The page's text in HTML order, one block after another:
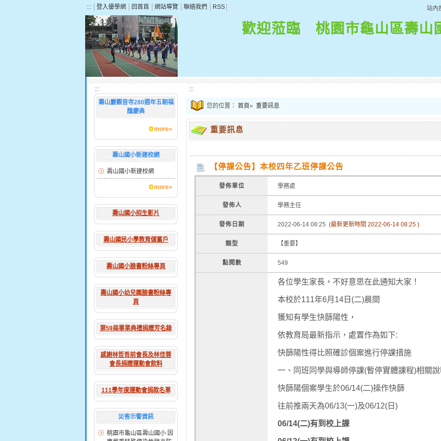
::: 登入優學網 回首頁 網站導覽 聯絡我們 RSS 站
歡迎蒞臨 桃園市龜山區壽山
:::
壽山巖觀音寺280週年五朝福
醮慶典
more»
壽山國小新建校網
壽山國小新建校網
more»
壽山國小招生影片
壽山國民小學教育儲蓄戶
壽山國小臉書粉絲專頁
壽山國小幼兒園臉書粉絲專
頁
第59屆畢業典禮捐贈芳名錄
感謝林哲吾前會長及林佳蓉
會長捐贈運動會飲料
111學年度運動會捐款名單
災害示警資訊
桃園市龜山區壽山國小 因
:::
您的位置： 首頁» 重要訊息
重要訊息
【停課公告】本校四年乙班停課公告
發佈單位 學務處
發佈人 學務主任
發佈日期 2022-06-14 08:25 (最新更新時間 2022-06-14 08:25 )
類型 【重要】
點閱數 549
各位學生家長，不好意思在此通知大家！
本校於111年6月14日(二)晨間
獲知有學生快篩陽性，
依教育局最新指示，處置作為如下:
快篩陽性得比照確診個案進行停課措施
一、同班同學與導師停課(暫停實體課程)相關
快篩陽個案學生於06/14(二)操作快篩
往前推兩天為06/13(一)及06/12(日)
06/14(二)有到校上課